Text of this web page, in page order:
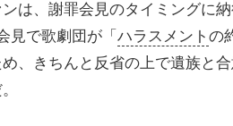
は、謝罪会見のタイミングに
見で歌劇団が「 ハラスメント の
、きちんと反省の上で遺族と